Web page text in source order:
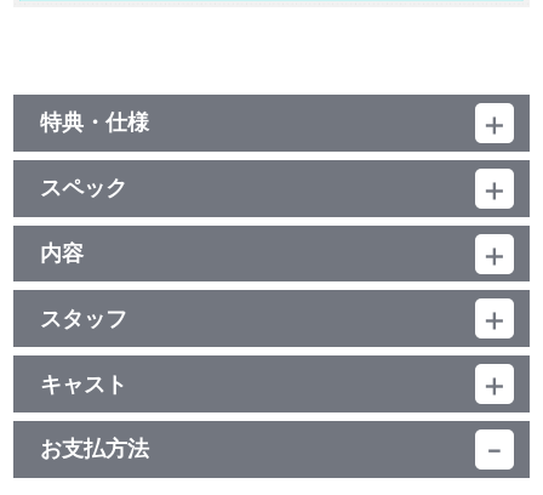
特典・仕様
特典
・原作伏瀬書き下ろし小説を収録した特製ブックレット（52P）
・アプリゲーム限定シリアルコード（【装備製造】希少素材セット
×1、Blu-ray＆DVD購入者限定スカウトチケット×2）
※「転生したらスライムだった件～魔国連邦創世記（ロードオブテ
ンペスト）～」で使用できる限定シリアルコード
※シリアルコード有効期限：2020年1月31日（金）23：59まで
音声特典
[出演] 岡咲美保（リムル役）、豊口めぐみ（大賢者役）、花守
ゆみり（シズ役）、泊明日菜（ゴブタ役）
スペック
品番：BCXA-1411
ジャンル：TVアニメ
（本編142分＋特典24分）／ﾘﾆｱPCM(ｽﾃﾚｵ)／AVC／BD50G／
16:9<1080p High Definition>・特典一部16:9<1080i High
Definition>／カラー／確166分／全4巻
内容
制作年度：2018年
【6話収録】
サラリーマン三上悟は通り魔に刺され死亡し、気がつくと異世界
に転生していた。ただし、その姿はスライムだった！
リムルという新しいスライム人生を得て、さまざまな種族がうご
めくこの世界に放り出され、「種族問わず楽しく暮らせる国作り」
を目指すことになる――！
スタッフ
第1話 脚本：筆安一幸／絵コンテ：菊地康仁／演出：中山敦史／
総作画監督：江畑諒真／作画監督：米澤 優
第2話 脚本：筆安一幸／絵コンテ：小島正士／演出：井之川慎太
郎／総作画監督：江畑諒真／作画監督：吉田龍一郎・是本 晶
第3話 脚本：筆安一幸／絵コンテ：金崎貴臣／演出：登坂 晋／総
作画監督：高岡じゅんいち／作画監督：和田伸一・二宮奈那子
キャスト
リムル：岡咲美保／大賢者：豊口めぐみ／ヴェルドラ：前野智昭／
シズ：花守ゆみり／リグルド：山本兼平／リグル：石谷春貴／ゴブ
タ：泊 明日菜／ランガ：小林親弘／カイジン：斧 アツシ／ガゼ
お支払方法